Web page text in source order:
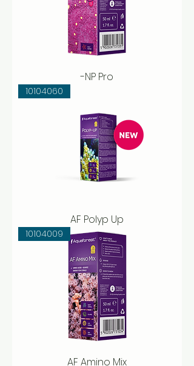
-NP Pro
10104060
AF Polyp Up
10104009
AF Amino Mix